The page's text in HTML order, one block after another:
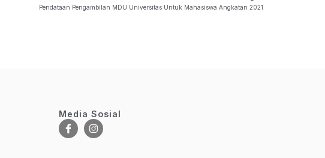
Pendataan Pengambilan MDU Universitas Untuk Mahasiswa Angkatan 2021
Media Sosial